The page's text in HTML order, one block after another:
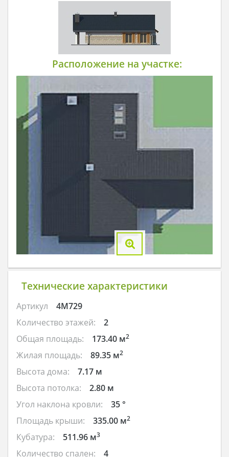
Расположение на участке:
Технические характеристики
Артикул
4M729
Количество этажей:
2
Общая площадь:
173.40 м2
Жилая площадь: 89.35 м2
Высота дома:
7.17 м
Высота потолка:
2.80 м
Угол наклона кровли:
35 °
Площадь крыши:
335.00 м2
Кубатура: 511.96 м3
Количество спален: 4